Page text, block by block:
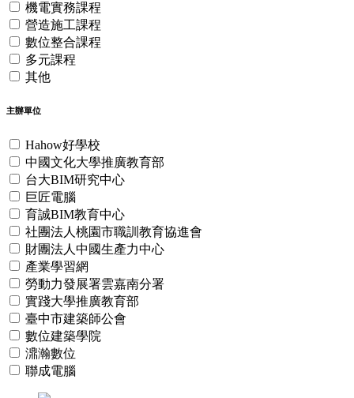
機電實務課程
營造施工課程
數位整合課程
多元課程
其他
主辦單位
Hahow好學校
中國文化大學推廣教育部
台大BIM研究中心
巨匠電腦
育誠BIM教育中心
社團法人桃園市職訓教育協進會
財團法人中國生產力中心
產業學習網
勞動力發展署雲嘉南分署
實踐大學推廣教育部
臺中市建築師公會
數位建築學院
濎瀚數位
聯成電腦